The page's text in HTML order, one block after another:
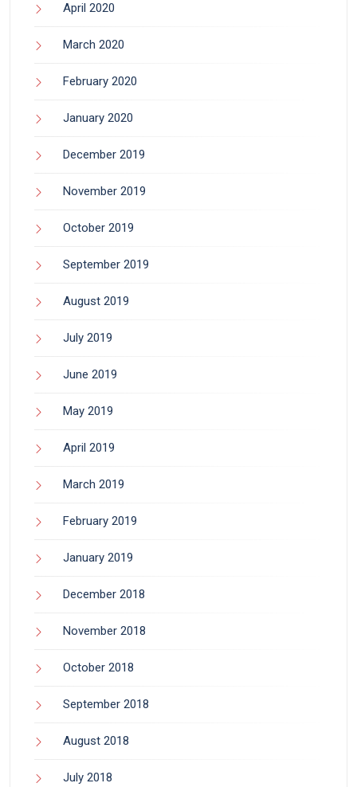
April 2020
March 2020
February 2020
January 2020
December 2019
November 2019
October 2019
September 2019
August 2019
July 2019
June 2019
May 2019
April 2019
March 2019
February 2019
January 2019
December 2018
November 2018
October 2018
September 2018
August 2018
July 2018